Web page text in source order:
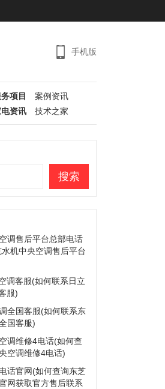
手机版
项目
案例资讯
资讯 技术之家
搜索
调售后平台总部电话
机中央空调售后平台
调客服(如何联系日立
服)
全国客服(如何联系东
国客服)
调维修4电话(如何查
空调维修4电话)
话官网(如何查询东芝
网获取官方售后联系